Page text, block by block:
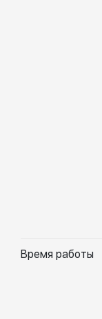
Время работы